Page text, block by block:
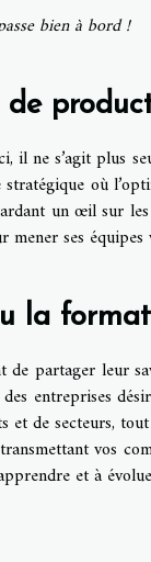
bien à bord !
de
il ne s’agit plus
stratégique où
un œil sur les
ses équipes
la
de partager leur
entreprises
de secteurs,
vos
et à